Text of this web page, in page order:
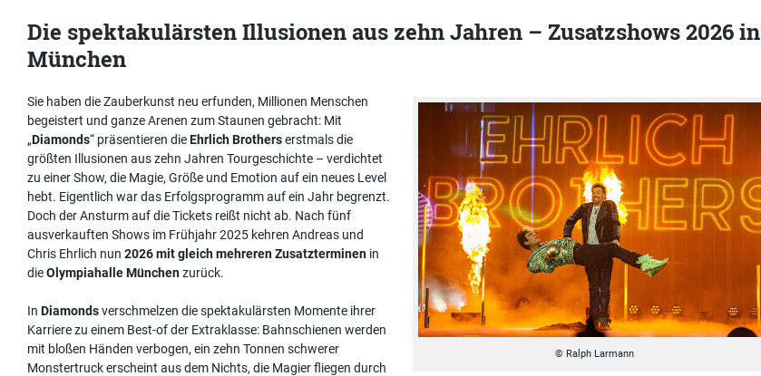
Die spektakulärsten Illusionen aus zehn Jahren – Zusatzshows 2026 in
München
© Ralph Larmann
Sie haben die Zauberkunst neu erfunden, Millionen Menschen
begeistert und ganze Arenen zum Staunen gebracht: Mit
„Diamonds“ präsentieren dieEhrlich Brotherserstmals die
größten Illusionen aus zehn Jahren Tourgeschichte – verdichtet
zu einer Show, die Magie, Größe und Emotion auf ein neues Level
hebt. Eigentlich war das Erfolgsprogramm auf ein Jahr begrenzt.
Doch der Ansturm auf die Tickets reißt nicht ab. Nach fünf
ausverkauften Shows im Frühjahr 2025 kehren Andreas und
Chris Ehrlich nun 2026 mit gleich mehreren Zusatzterminen in
dieOlympiahalle Münchenzurück.
In Diamondsverschmelzen die spektakulärsten Momente ihrer
Karriere zu einem Best-of der Extraklasse: Bahnschienen werden
mit bloßen Händen verbogen, ein zehn Tonnen schwerer
Monstertruck erscheint aus dem Nichts, die Magier fliegen durch